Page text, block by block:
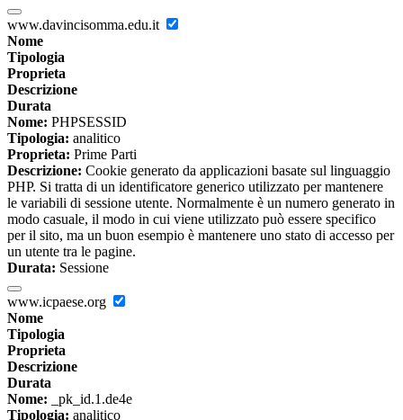
www.davincisomma.edu.it
Nome
Tipologia
Proprieta
Descrizione
Durata
Nome: PHPSESSID
Tipologia: analitico
Proprieta: Prime Parti
Descrizione: Cookie generato da applicazioni basate sul linguaggio
PHP. Si tratta di un identificatore generico utilizzato per mantenere
le variabili di sessione utente. Normalmente è un numero generato in
modo casuale, il modo in cui viene utilizzato può essere specifico
per il sito, ma un buon esempio è mantenere uno stato di accesso per
un utente tra le pagine.
Durata: Sessione
www.icpaese.org
Nome
Tipologia
Proprieta
Descrizione
Durata
Nome: _pk_id.1.de4e
Tipologia: analitico